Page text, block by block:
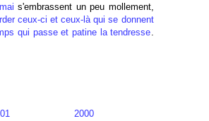
mais'embrassent un peu mollement,
ceux-ci et ceux-là qui se donnent
qui passe et patine la tendresse.
2000